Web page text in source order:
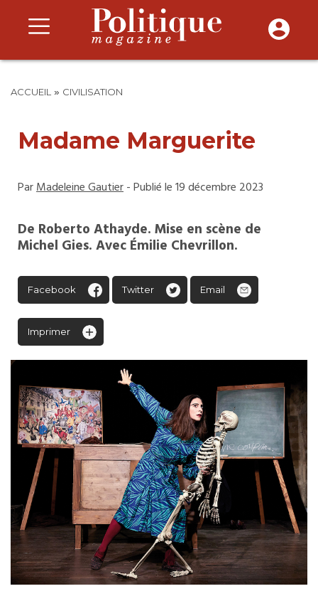
ACCUEIL » CIVILISATION
Madame Marguerite
ParMadeleine Gautier- Publié le 19 décembre 2023
De Roberto Athayde. Mise en scène de
Michel Gies. Avec Émilie Chevrillon.
Facebook Twitter Email
Imprimer